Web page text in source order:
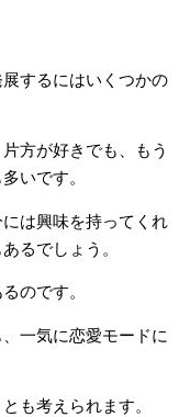
するにはいくつかの
方が好きでも、もう
いです。
は興味を持ってくれ
るでしょう。
のです。
一気に恋愛モードに
も考えられます。